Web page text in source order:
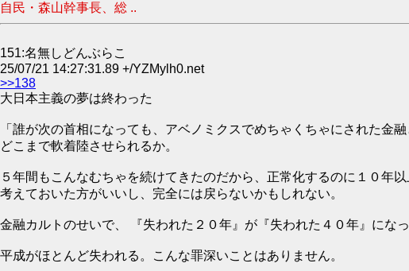
自民・森山幹事長、総 ..
151:名無しどんぶらこ
25/07/21 14:27:31.89 +/YZMylh0.net
>>138
大日本主義の夢は終わった
「誰が次の首相になっても、アベノミクスでめちゃくちゃにされた金
どこまで軟着陸させられるか。
５年間もこんなむちゃを続けてきたのだから、正常化するのに１０年以
考えておいた方がいいし、完全には戻らないかもしれない。
金融カルトのせいで、 『失われた２０年』が『失われた４０年』になっ
平成がほとんど失われる。こんな罪深いことはありません。